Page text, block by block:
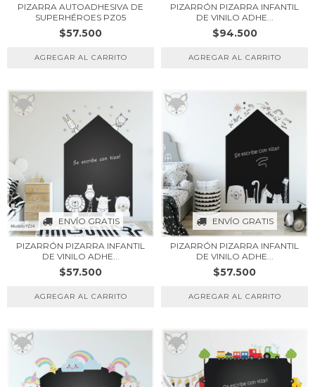
PIZARRA AUTOADHESIVA DE
SUPERHÉROES PZ05
$57.500
PIZARRÓN PIZARRA INFANTIL
DE VINILO ADHE...
$94.500
ENVÍO GRATIS
PIZARRÓN PIZARRA INFANTIL
DE VINILO ADHE...
$57.500
ENVÍO GRATIS
PIZARRÓN PIZARRA INFANTIL
DE VINILO ADHE...
$57.500